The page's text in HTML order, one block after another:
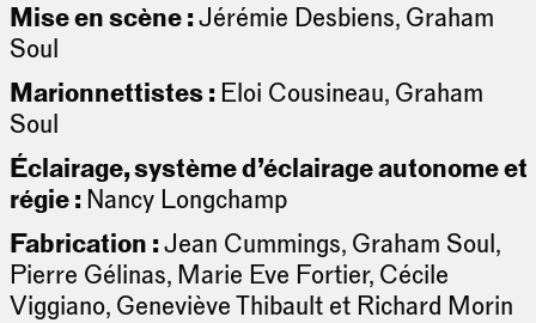
Mise en scène :Jérémie Desbiens, Graham
Soul
Marionnettistes : Eloi Cousineau, Graham
Soul
Éclairage, système d’éclairage autonome et
régie : Nancy Longchamp
Fabrication :Jean Cummings, Graham Soul,
Pierre Gélinas, Marie Eve Fortier, Cécile
Viggiano, Geneviève Thibault et Richard Morin